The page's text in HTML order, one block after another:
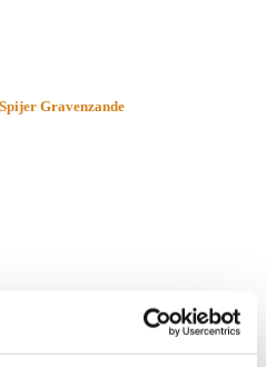
Gravenzande